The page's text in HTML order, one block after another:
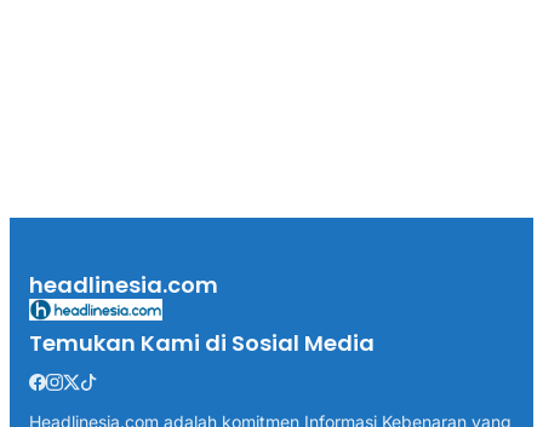
headlinesia.com
Temukan Kami di Sosial Media
Headlinesia.com adalah komitmen Informasi Kebenaran yang